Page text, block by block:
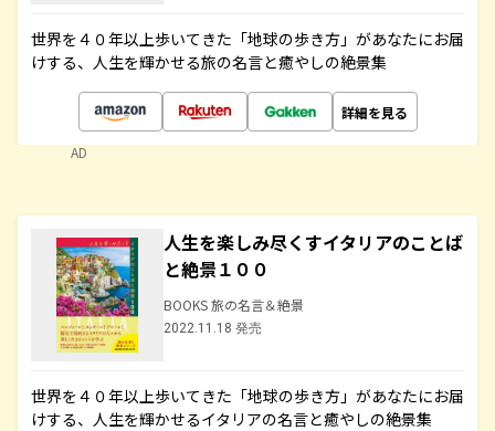
世界を４０年以上歩いてきた「地球の歩き方」があなたにお届
けする、人生を輝かせる旅の名言と癒やしの絶景集
詳細を見る
AD
人生を楽しみ尽くすイタリアのことば
と絶景１００
BOOKS 旅の名言＆絶景
2022.11.18 発売
世界を４０年以上歩いてきた「地球の歩き方」があなたにお届
けする、人生を輝かせるイタリアの名言と癒やしの絶景集